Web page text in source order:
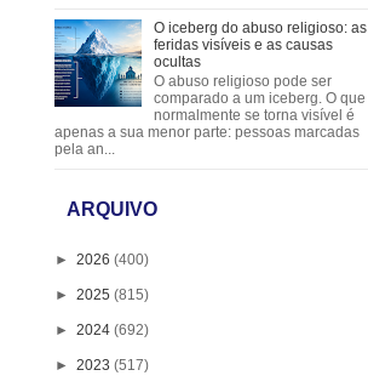
O iceberg do abuso religioso: as
feridas visíveis e as causas
ocultas
O abuso religioso pode ser
comparado a um iceberg. O que
normalmente se torna visível é
apenas a sua menor parte: pessoas marcadas
pela an...
ARQUIVO
► 2026 (400)
► 2025 (815)
► 2024 (692)
► 2023 (517)